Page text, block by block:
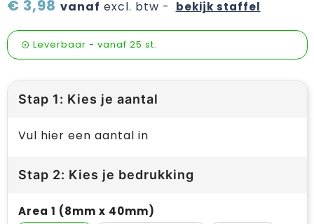
€ 3,98 vanaf excl. btw - bekijk staffel
Leverbaar - vanaf 25 st.
Stap 1: Kies je aantal
Vul hier een aantal in
Stap 2: Kies je bedrukking
Area 1 (8mm x 40mm)